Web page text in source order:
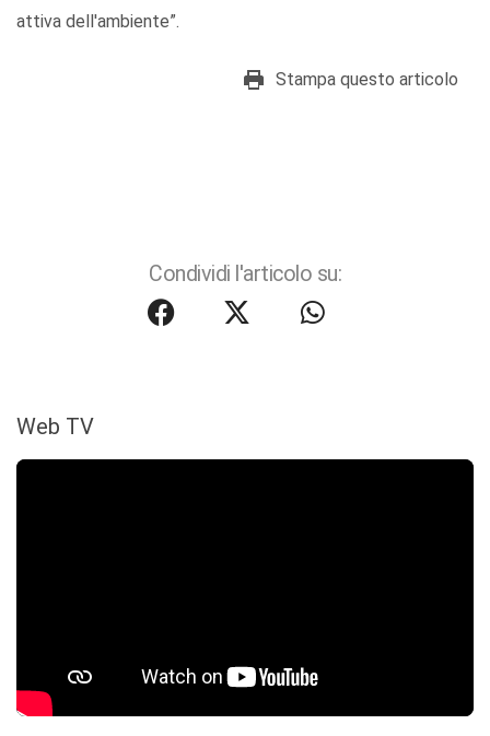
attiva dell'ambiente”.
Stampa questo articolo
Condividi l'articolo su:
Web TV